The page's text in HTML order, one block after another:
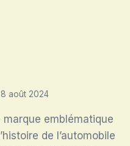
8 août 2024
marque emblématique
de l’automobile